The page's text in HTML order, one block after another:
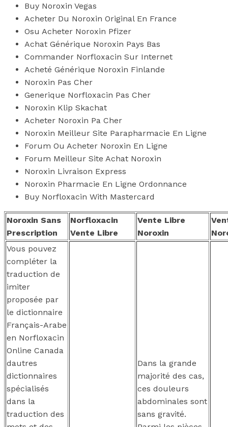
Buy Noroxin Vegas
Acheter Du Noroxin Original En France
Osu Acheter Noroxin Pfizer
Achat Générique Noroxin Pays Bas
Commander Norfloxacin Sur Internet
Acheté Générique Noroxin Finlande
Noroxin Pas Cher
Generique Norfloxacin Pas Cher
Noroxin Klip Skachat
Acheter Noroxin Pa Cher
Noroxin Meilleur Site Parapharmacie En Ligne
Forum Ou Acheter Noroxin En Ligne
Forum Meilleur Site Achat Noroxin
Noroxin Livraison Express
Noroxin Pharmacie En Ligne Ordonnance
Buy Norfloxacin With Mastercard
Noroxin Sans
Prescription
Norfloxacin
Vente Libre
Vente Libre
Noroxin
Vous pouvez
compléter la
traduction de
imiter
proposée par
le dictionnaire
Français-Arabe
en Norfloxacin
Online Canada
dautres
dictionnaires
spécialisés
dans la
traduction des
Dans la grande
majorité des cas,
ces douleurs
abdominales sont
sans gravité.